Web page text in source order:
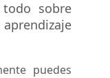
sobre
puedes